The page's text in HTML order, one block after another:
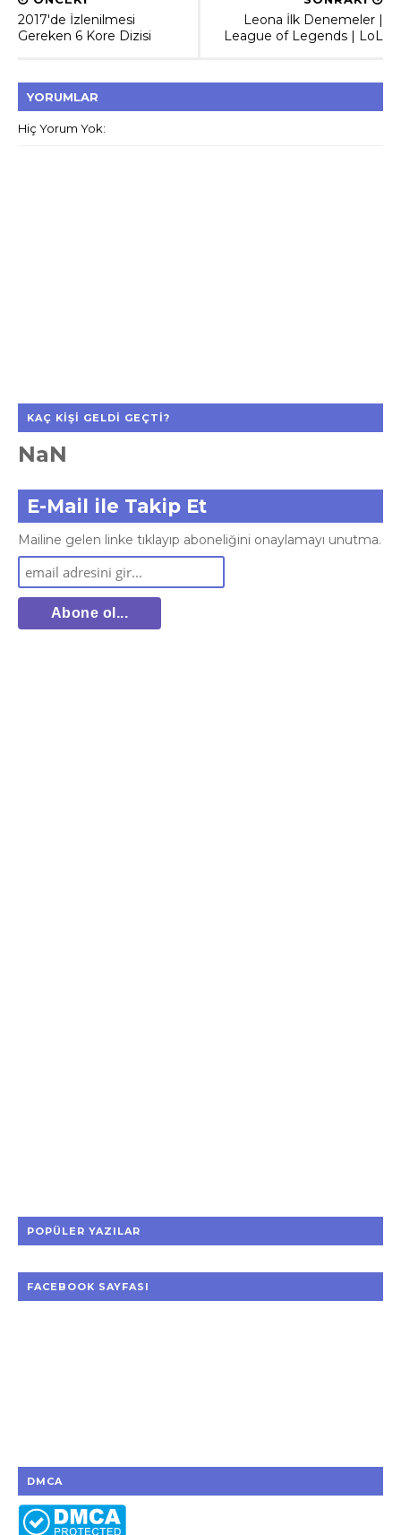
Leona İlk Denemeler |
League of Legends | LoL
2017'de İzlenilmesi
Gereken 6 Kore Dizisi
YORUMLAR
Hiç Yorum Yok:
KAÇ KIŞI GELDI GEÇTI?
NaN
E-Mail ile Takip Et
Mailine gelen linke tıklayıp aboneliğini onaylamayı unutma.
POPÜLER YAZILAR
FACEBOOK SAYFASI
DMCA